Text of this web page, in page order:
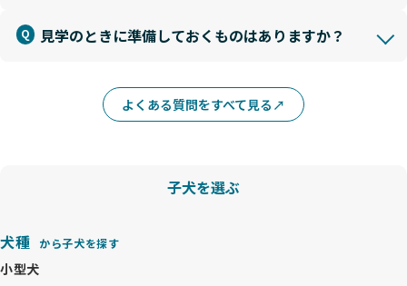
見学のときに準備しておくものはありますか？
よくある質問をすべて見る
子犬を選ぶ
犬種 から子犬を探す
小型犬